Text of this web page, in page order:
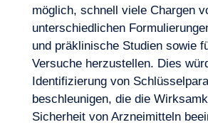
Lust, an Bord zu gehen?
möglich, schnell viele Chargen
unterschiedlichen
und präklinische Studien sowie
Versuche herzustellen. Dies
Identifizierung von
beschleunigen, die die
Sicherheit von Arzneimitteln